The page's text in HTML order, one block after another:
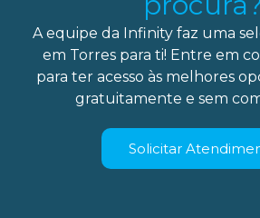
A equipe da Infinity faz uma
em Torres para ti! Entre em
para ter acesso às melhores
gratuitamente e sem
Solicitar